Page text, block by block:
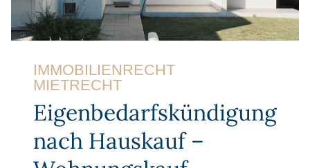
IMMOBILIENRECHT
MIETRECHT
Eigenbedarfskündigung
nach Hauskauf –